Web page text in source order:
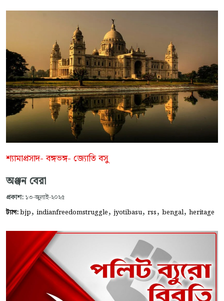
শ্যামাপ্রসাদ- বঙ্গভঙ্গ- জ্যোতি বসু
অঞ্জন বেরা
প্রকাশ: ১৩-জুলাই-২০২৫
ট্যাগ:bjp, indianfreedomstruggle, jyotibasu, rss, bengal, heritage